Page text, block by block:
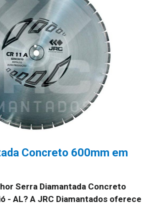
Concreto 600mm em
Serra Diamantada Concreto
- AL? A JRC Diamantados oferece